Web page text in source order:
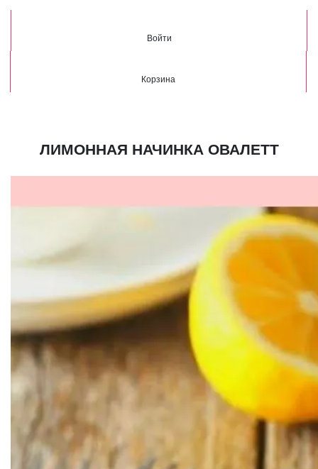
Войти
Корзина
ЛИМОННАЯ НАЧИНКА ОВАЛЕТТ